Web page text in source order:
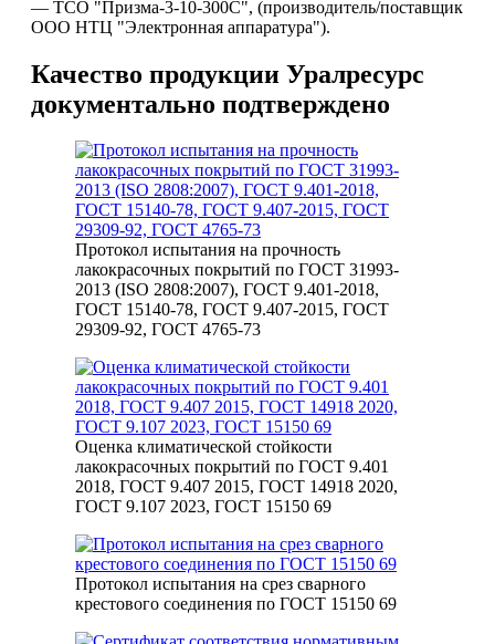
— ТСО "Призма-3-10-300С", (производитель/поставщик
ООО НТЦ "Электронная аппаратура").
Качество продукции Уралресурс
документально подтверждено
Протокол испытания на прочность
лакокрасочных покрытий по ГОСТ 31993-
2013 (ISO 2808:2007), ГОСТ 9.401-2018,
ГОСТ 15140-78, ГОСТ 9.407-2015, ГОСТ
29309-92, ГОСТ 4765-73
Оценка климатической стойкости
лакокрасочных покрытий по ГОСТ 9.401
2018, ГОСТ 9.407 2015, ГОСТ 14918 2020,
ГОСТ 9.107 2023, ГОСТ 15150 69
Протокол испытания на срез сварного
крестового соединения по ГОСТ 15150 69